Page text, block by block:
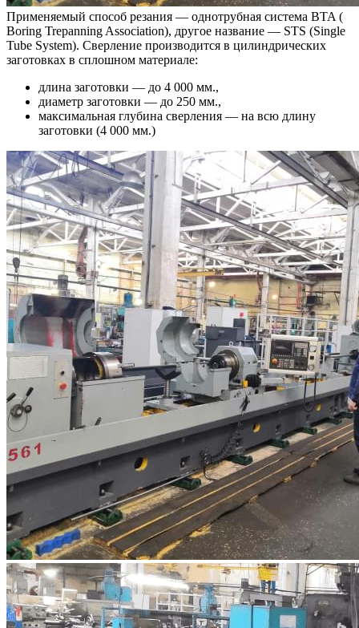
Применяемый способ резания — однотрубная система BTA (
Boring Trepanning Association), другое название — STS (Single
Tube System). Сверление производится в цилиндрических
заготовках в сплошном материале:
длина заготовки — до 4 000 мм.,
диаметр заготовки — до 250 мм.,
максимальная глубина сверления — на всю длину
заготовки (4 000 мм.)